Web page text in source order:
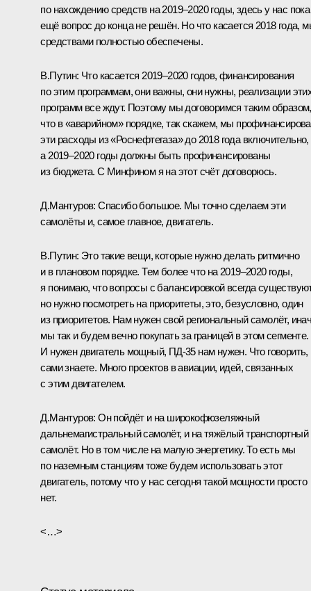
по нахождению средств на 2019–2020 годы, здесь у нас пока
ещё вопрос до конца не решён. Но что касается 2018 года,
средствами полностью обеспечены.
В.Путин: Что касается 2019–2020 годов, финансирования
по этим программам, они важны, они нужны, реализации
программ все ждут. Поэтому мы договоримся таким образом,
что в «аварийном» порядке, так скажем, мы
эти расходы из «Роснефтегаза» до 2018 года включительно,
а 2019–2020 годы должны быть профинансированы
из бюджета. С Минфином я на этот счёт договорюсь.
Д.Мантуров:Спасибо большое. Мы точно сделаем эти
самолёты и, самое главное, двигатель.
В.Путин: Это такие вещи, которые нужно делать ритмично
и в плановом порядке. Тем более что на 2019–2020 годы,
я понимаю, что вопросы с балансировкой всегда
но нужно посмотреть на приоритеты, это, безусловно, один
из приоритетов. Нам нужен свой региональный самолёт,
мы так и будем вечно покупать за границей в этом сегменте.
И нужен двигатель мощный, ПД‑35 нам нужен. Что
сами знаете. Много проектов в авиации, идей, связанных
с этим двигателем.
Д.Мантуров:Он пойдёт и на широкофюзеляжный
дальнемагистральный самолёт, и на тяжёлый транспортный
самолёт. Но в том числе на малую энергетику. То есть мы
по наземным станциям тоже будем использовать этот
двигатель, потому что у нас сегодня такой мощности просто
нет.
<…>